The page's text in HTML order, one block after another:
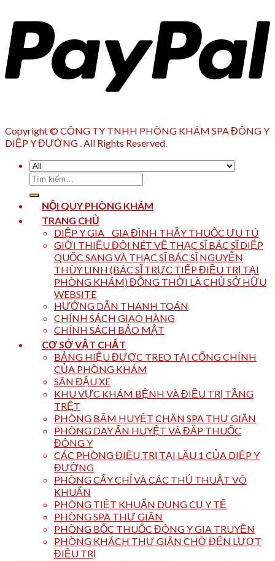
Copyright © CÔNG TY TNHH PHÒNG KHÁM SPA ĐÔNG Y
DIỆP Y ĐƯỜNG . All Rights Reserved.
Tìm
kiếm:
NỘI QUY PHÒNG KHÁM
TRANG CHỦ
DIỆP Y GIA _ GIA ĐÌNH THẦY THUỐC ƯU TÚ
GIỚI THIỆU ĐÔI NÉT VỀ THẠC SĨ BÁC SĨ DIỆP
QUỐC SANG VÀ THẠC SĨ BÁC SĨ NGUYỄN
THÙY LINH (BÁC SĨ TRỰC TIẾP ĐIỀU TRỊ TẠI
PHÒNG KHÁM) ĐỒNG THỜI LÀ CHỦ SỞ HỮU
WEBSITE
HƯỚNG DẪN THANH TOÁN
CHÍNH SÁCH GIAO HÀNG
CHÍNH SÁCH BẢO MẬT
CƠ SỞ VẬT CHẤT
BẢNG HIỆU ĐƯỢC TREO TẠI CỔNG CHÍNH
CỦA PHÒNG KHÁM
SÂN ĐẬU XE
KHU VỰC KHÁM BỆNH VÀ ĐIỀU TRỊ TẦNG
TRỆT
PHÒNG BẤM HUYỆT CHÂN SPA THƯ GIÃN
PHÒNG DAY ẤN HUYỆT VÀ ĐẮP THUỐC
ĐÔNG Y
CÁC PHÒNG ĐIỀU TRỊ TẠI LẦU 1 CỦA DIỆP Y
ĐƯỜNG
PHÒNG CẤY CHỈ VÀ CÁC THỦ THUẬT VÔ
KHUẨN
PHÒNG TIỆT KHUẨN DỤNG CỤ Y TẾ
PHÒNG SPA THƯ GIÃN
PHÒNG BỐC THUỐC ĐÔNG Y GIA TRUYỀN
PHÒNG KHÁCH THƯ GIÃN CHỜ ĐẾN LƯỢT
ĐIỀU TRỊ